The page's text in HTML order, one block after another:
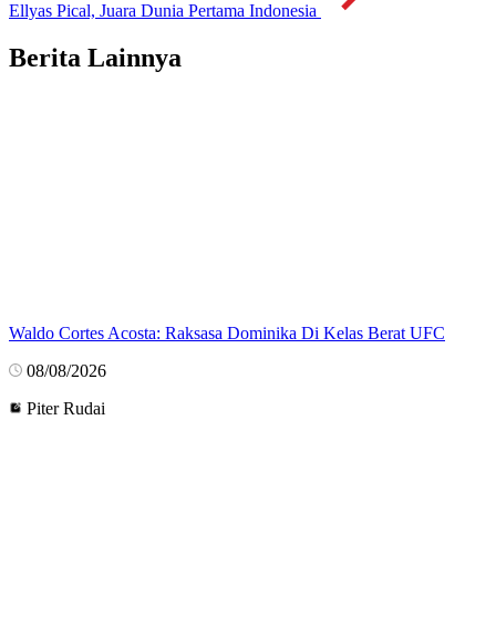
Ellyas Pical, Juara Dunia Pertama Indonesia
Berita Lainnya
Waldo Cortes Acosta: Raksasa Dominika Di Kelas Berat UFC
08/08/2026
Piter Rudai